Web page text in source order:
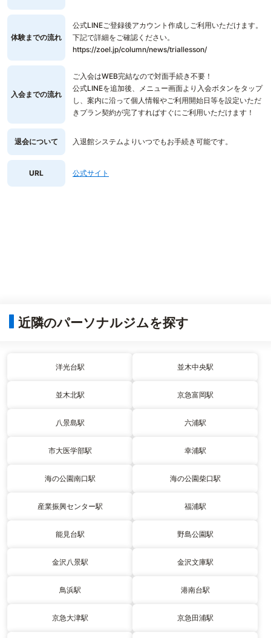
体験までの流れ
公式LINEご登録後アカウント作成しご利用いただけます。
下記で詳細をご確認ください。
https://zoel.jp/column/news/triallesson/
入会までの流れ
ご入会はWEB完結なので対面手続き不要！
公式LINEを追加後、メニュー画面より入会ボタンをタップ
し、案内に沿って個人情報やご利用開始日等を設定いただ
きプラン契約が完了すればすぐにご利用いただけます！
退会について 入退館システムよりいつでもお手続き可能です。
URL 公式サイト
近隣のパーソナルジムを探す
洋光台駅 並木中央駅
並木北駅 京急富岡駅
八景島駅 六浦駅
市大医学部駅 幸浦駅
海の公園南口駅 海の公園柴口駅
産業振興センター駅 福浦駅
能見台駅 野島公園駅
金沢八景駅 金沢文庫駅
鳥浜駅 港南台駅
京急大津駅 京急田浦駅